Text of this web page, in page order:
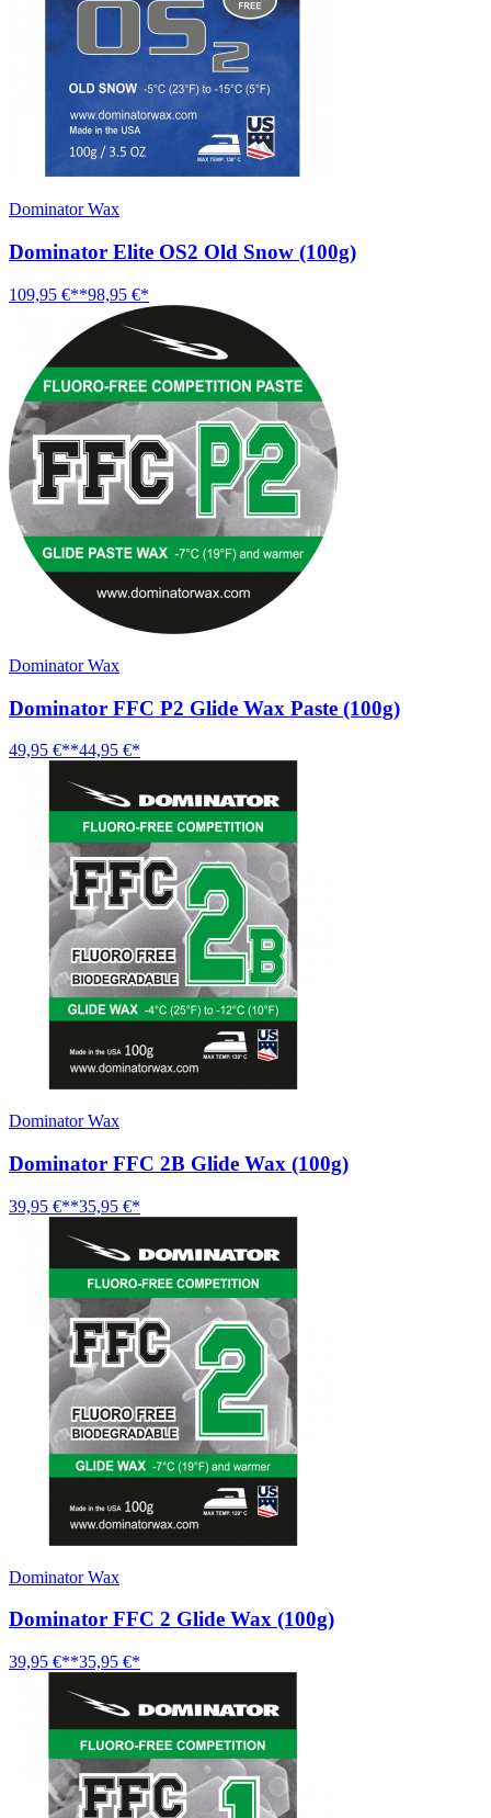
Dominator Wax
Dominator Elite OS2 Old Snow (100g)
109,95 €**98,95 €*
Dominator Wax
Dominator FFC P2 Glide Wax Paste (100g)
49,95 €**44,95 €*
Dominator Wax
Dominator FFC 2B Glide Wax (100g)
39,95 €**35,95 €*
Dominator Wax
Dominator FFC 2 Glide Wax (100g)
39,95 €**35,95 €*